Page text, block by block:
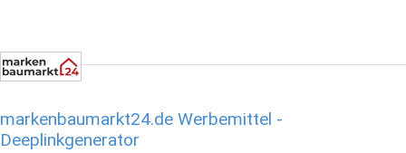
markenbaumarkt24.de Werbemittel -
Deeplinkgenerator